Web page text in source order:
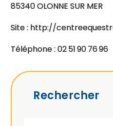
85340 OLONNE SUR MER
Site : http://
Téléphone : 02 51 90 76 96
Rechercher